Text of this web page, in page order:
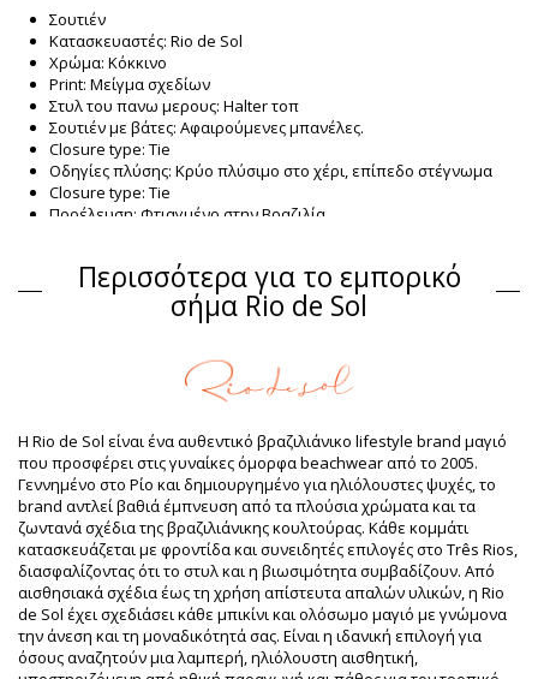
Σουτιέν
Κατασκευαστές: Rio de Sol
Χρώμα: Κόκκινο
Print: Μείγμα σχεδίων
Στυλ του πανω μερους: Halter τοπ
Σουτιέν με βάτες: Αφαιρούμενες μπανέλες.
Closure type: Tie
Οδηγίες πλύσης: Κρύο πλύσιμο στο χέρι, επίπεδο στέγνωμα
Closure type: Tie
Προέλευση: Φτιαγμένο στην Βραζιλία.
Σύνθεση
Σύνθεση: 84% Biodegradable Nylon (AMNI SOUL ECO), 16%
Επένδυση: 84% Biodegradable Nylon (AMNI SOUL ECO), 16%
Spandex (LYCRA) - OEKO-TEX - Chlorine Resistant
UV Protection: UPF 50+
Πληροφορίες προϊόντος
Τμήμα: Γυναίκα, Σουτιέν
Η συσκευασία περιλαμβάνει: 1 x Σουτιέν (Δεν
περιλαμβάνονται άλλα αξεσουάρ)
HS CODE: 6112.41.0010
SKU: 1981124191
EAN: S (7899810365293), M (7899810365309), L (7899810365316),
XL (7899810365323), XXL (7899810392022)
Βάρος: 55g / 0.12lb / 1.94oz
Η εκτύπωση δεν είναι ακριβής και μπορεί να ποικίλει ανάλογα
με την περικοπή
Περισσότερα για το εμπορικό
σήμα Rio de Sol
Η Rio de Sol είναι ένα αυθεντικό βραζιλιάνικο lifestyle brand μαγιό
που προσφέρει στις γυναίκες όμορφα beachwear από το 2005.
Γεννημένο στο Ρίο και δημιουργημένο για ηλιόλουστες ψυχές, το
brand αντλεί βαθιά έμπνευση από τα πλούσια χρώματα και τα
ζωντανά σχέδια της βραζιλιάνικης κουλτούρας. Κάθε κομμάτι
κατασκευάζεται με φροντίδα και συνειδητές επιλογές στο Três Rios,
διασφαλίζοντας ότι το στυλ και η βιωσιμότητα συμβαδίζουν. Από
αισθησιακά σχέδια έως τη χρήση απίστευτα απαλών υλικών, η Rio
de Sol έχει σχεδιάσει κάθε μπικίνι και ολόσωμο μαγιό με γνώμονα
την άνεση και τη μοναδικότητά σας. Είναι η ιδανική επιλογή για
όσους αναζητούν μια λαμπερή, ηλιόλουστη αισθητική,